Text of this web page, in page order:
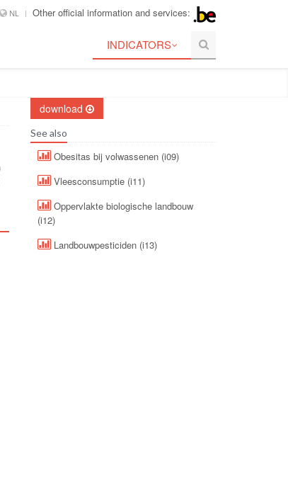
NL Other official information and services:
INDICATORS
download
See also
Obesitas bij volwassenen (i09)
Vleesconsumptie (i11)
Oppervlakte biologische landbouw
(i12)
Landbouwpesticiden (i13)